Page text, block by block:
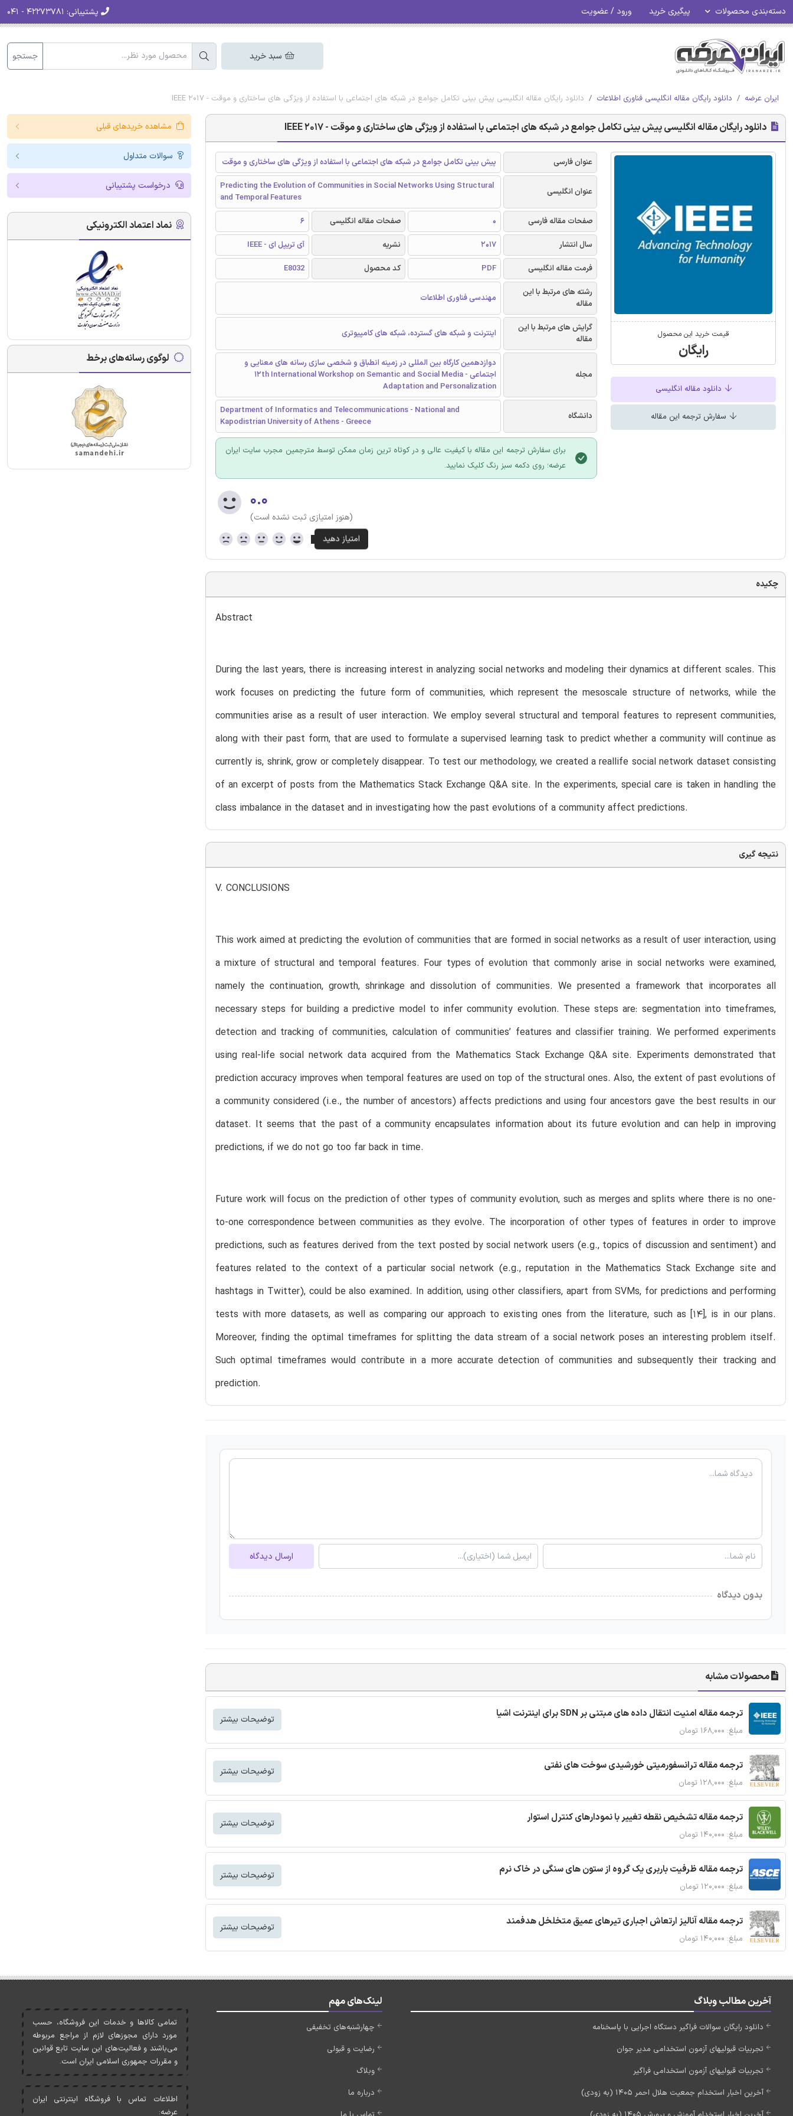
دسته‌بندی محصولات پیگیری خرید ورود / عضویت پشتیبانی:
سبد خرید جستجو
ایران عرضه دانلود رایگان مقاله انگلیسی فناوری اطلاعات دانلود رایگان مقاله انگلیسی پیش بینی تکامل جوامع در شبکه های اجتماعی با استفاده از ویژگی های ساختاری و موقت - IEEE 2017
دانلود رایگان مقاله انگلیسی پیش بینی تکامل جوامع در شبکه های اجتماعی با استفاده از ویژگی های ساختاری و موقت - IEEE 2017
قیمت خرید این محصول
رایگان
دانلود مقاله انگلیسی
سفارش ترجمه این مقاله
عنوان فارسی پیش بینی تکامل جوامع در شبکه های اجتماعی با استفاده از ویژگی های ساختاری و موقت
عنوان انگلیسی
Predicting the Evolution of Communities in Social Networks Using Structural
and Temporal Features
صفحات مقاله فارسی
0 صفحات مقاله انگلیسی
6
سال انتشار
2017 نشریه
آی تریپل ای - IEEE
فرمت مقاله انگلیسی
PDF کد محصول
E8032
رشته های مرتبط با این
مقاله
مهندسی فناوری اطلاعات
گرایش های مرتبط با این
مقاله
اینترنت و شبکه های گسترده، شبکه های کامپیوتری
مجله
دوازدهمین کارگاه بین المللی در زمینه انطباق و شخصی سازی رسانه های معنایی و
اجتماعی - 12th International Workshop on Semantic and Social Media
Adaptation and Personalization
دانشگاه
Department of Informatics and Telecommunications - National and
Kapodistrian University of Athens - Greece
برای سفارش ترجمه این مقاله با کیفیت عالی و در کوتاه ترین زمان ممکن توسط مترجمین مجرب سایت ایران
عرضه؛ روی دکمه سبز رنگ کلیک نمایید.
۰.۰
(هنوز امتیازی ثبت نشده است)
چکیده
Abstract
During the last years, there is increasing interest in analyzing social networks and modeling their dynamics at different scales. This
work focuses on predicting the future form of communities, which represent the mesoscale structure of networks, while the
communities arise as a result of user interaction. We employ several structural and temporal features to represent communities,
along with their past form, that are used to formulate a supervised learning task to predict whether a community will continue as
currently is, shrink, grow or completely disappear. To test our methodology, we created a reallife social network dataset consisting
of an excerpt of posts from the Mathematics Stack Exchange Q&A site. In the experiments, special care is taken in handling the
class imbalance in the dataset and in investigating how the past evolutions of a community affect predictions.
نتیجه گیری
V. CONCLUSIONS
This work aimed at predicting the evolution of communities that are formed in social networks as a result of user interaction, using
a mixture of structural and temporal features. Four types of evolution that commonly arise in social networks were examined,
namely the continuation, growth, shrinkage and dissolution of communities. We presented a framework that incorporates all
necessary steps for building a predictive model to infer community evolution. These steps are: segmentation into timeframes,
detection and tracking of communities, calculation of communities’ features and classifier training. We performed experiments
using real-life social network data acquired from the Mathematics Stack Exchange Q&A site. Experiments demonstrated that
prediction accuracy improves when temporal features are used on top of the structural ones. Also, the extent of past evolutions of
a community considered (i.e., the number of ancestors) affects predictions and using four ancestors gave the best results in our
dataset. It seems that the past of a community encapsulates information about its future evolution and can help in improving
predictions, if we do not go too far back in time.
Future work will focus on the prediction of other types of community evolution, such as merges and splits where there is no one-
to-one correspondence between communities as they evolve. The incorporation of other types of features in order to improve
predictions, such as features derived from the text posted by social network users (e.g., topics of discussion and sentiment) and
features related to the context of a particular social network (e.g., reputation in the Mathematics Stack Exchange site and
hashtags in Twitter), could be also examined. In addition, using other classifiers, apart from SVMs, for predictions and performing
tests with more datasets, as well as comparing our approach to existing ones from the literature, such as [14], is in our plans.
Moreover, finding the optimal timeframes for splitting the data stream of a social network poses an interesting problem itself.
Such optimal timeframes would contribute in a more accurate detection of communities and subsequently their tracking and
prediction.
ارسال دیدگاه
بدون دیدگاه
محصولات مشابه
ترجمه مقاله امنیت انتقال داده های مبتنی بر SDN برای اینترنت اشیا
مبلغ: ۱۶۸,۰۰۰ تومان
توضیحات بیشتر
ترجمه مقاله ترانسفورمیتی خورشیدی سوخت های نفتی
مبلغ: ۱۲۸,۰۰۰ تومان
توضیحات بیشتر
ترجمه مقاله تشخیص نقطه تغییر با نمودارهای کنترل استوار
مبلغ: ۱۴۰,۰۰۰ تومان
توضیحات بیشتر
ترجمه مقاله ظرفیت باربری یک گروه از ستون های سنگی در خاک نرم
مبلغ: ۱۲۰,۰۰۰ تومان
توضیحات بیشتر
ترجمه مقاله آنالیز ارتعاش اجباری تیرهای عمیق متخلخل هدفمند
مبلغ: ۱۴۰,۰۰۰ تومان
توضیحات بیشتر
مشاهده خریدهای قبلی
سوالات متداول
درخواست پشتیبانی
نماد اعتماد الکترونیکی
لوگوی رسانه‌های برخط
آخرین مطالب وبلاگ
دانلود رایگان سوالات فراگیر دستگاه اجرایی با پاسخنامه
تجربیات قبولیهای آزمون استخدامی مدیر جوان
تجربیات قبولیهای آزمون استخدامی فراگیر
آخرین اخبار استخدام جمعیت هلال احمر 1405 (به زودی)
لینک‌های مهم
چهارشنبه‌های تخفیفی
رضایت و قبولی
وبلاگ
درباره ما
تمامی کالاها و خدمات اين فروشگاه، حسب
مورد دارای مجوزهای لازم از مراجع مربوطه
می‌باشند و فعاليت‌های اين سايت تابع قوانين
و مقررات جمهوری اسلامی ايران است.
اطلاعات تماس با فروشگاه اینترنتی ایران
عرضه: